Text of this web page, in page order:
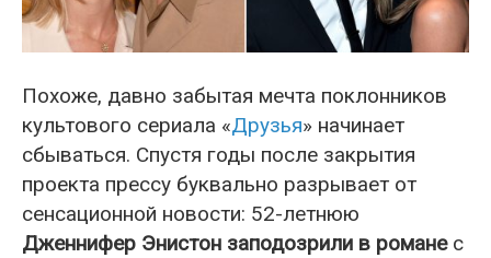
Похоже, давно забытая мечта поклонников
культового сериала «Друзья» начинает
сбываться. Спустя годы после закрытия
проекта прессу буквально разрывает от
сенсационной новости: 52-летнюю
Дженнифер Энистон заподозрили в романес